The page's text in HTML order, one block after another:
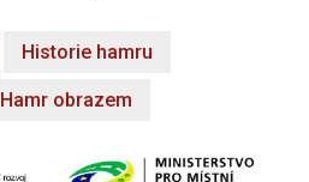
Historie hamru
Hamr obrazem